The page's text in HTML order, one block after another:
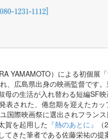
YAMAMOTO）による初個展
広島県出身の映画監督です
の生活が入れ替わる短編SF
された、倦怠期を迎えたカ
国際映画祭に選出されフラン
賀を起用した 『熱のあとに』
きた筆者である佐藤栄祐の提